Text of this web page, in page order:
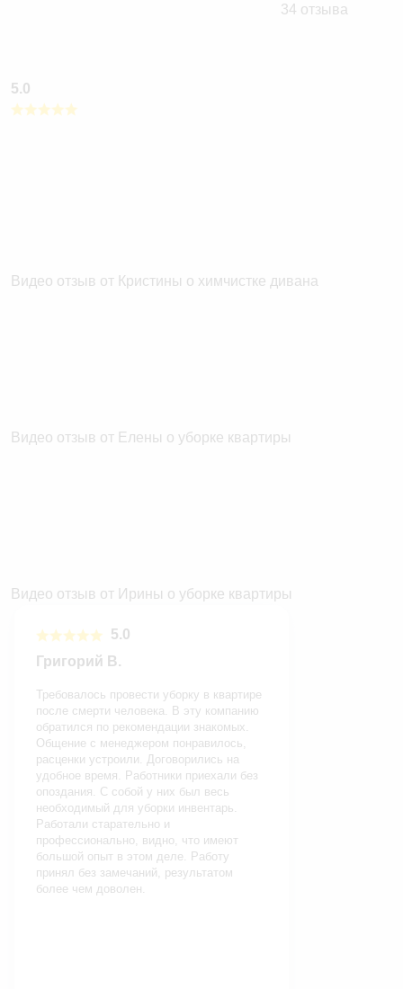
34 отзыва
5.0
Видео отзыв от Кристины о химчистке дивана
Видео отзыв от Елены о уборке квартиры
Видео отзыв от Ирины о уборке квартиры
5.0
Григорий В.
Требовалось провести уборку в квартире
после смерти человека. В эту компанию
обратился по рекомендации знакомых.
Общение с менеджером понравилось,
расценки устроили. Договорились на
удобное время. Работники приехали без
опоздания. С собой у них был весь
необходимый для уборки инвентарь.
Работали старательно и
профессионально, видно, что имеют
большой опыт в этом деле. Работу
принял без замечаний, результатом
более чем доволен.